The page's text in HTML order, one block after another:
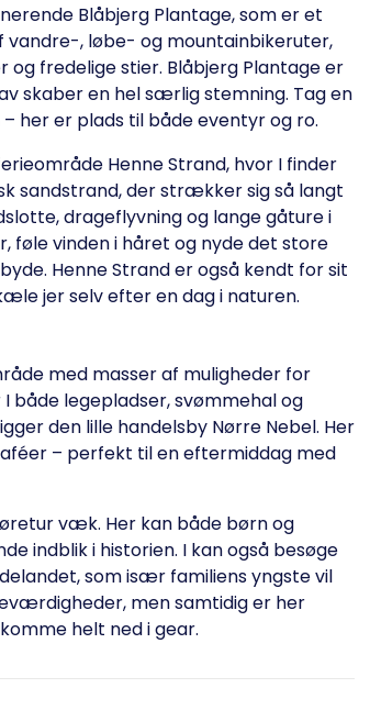
Blåbjerg Plantage, som er et
, løbe- og mountainbikeruter,
fredelige stier. Blåbjerg Plantage er
skaber en hel særlig stemning. Tag en
her er plads til både eventyr og ro.
Henne Strand, hvor I finder
sandstrand, der strækker sig så langt
drageflyvning og lange gåture i
vinden i håret og nyde det store
Henne Strand er også kendt for sit
jer selv efter en dag i naturen.
med masser af muligheder for
både legepladser, svømmehal og
den lille handelsby Nørre Nebel. Her
– perfekt til en eftermiddag med
væk. Her kan både børn og
indblik i historien. I kan også besøge
som især familiens yngste vil
men samtidig er her
helt ned i gear.